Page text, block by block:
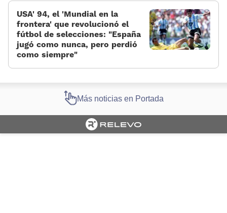
USA' 94, el 'Mundial en la
frontera' que revolucionó el
fútbol de selecciones: «España
jugó como nunca, pero perdió
como siempre»
Más noticias en Portada